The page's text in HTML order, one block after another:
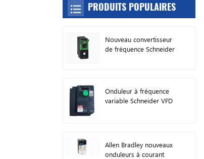
PRODUITS POPULAIRES
Nouveau convertisseur
de fréquence Schneider
Onduleur à fréquence
variable Schneider VFD
Allen Bradley nouveaux
onduleurs à courant